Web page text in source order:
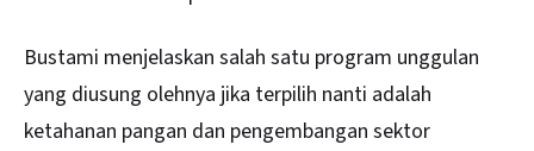
Bustami menjelaskan salah satu program unggulan
yang diusung olehnya jika terpilih nanti adalah
ketahanan pangan dan pengembangan sektor